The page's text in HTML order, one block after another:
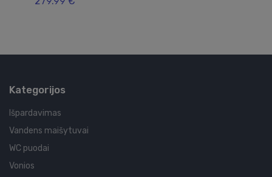
Kategorijos
Išpardavimas
Vandens maišytuvai
WC puodai
Vonios